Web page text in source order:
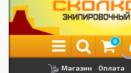
0
Магазин Оплата